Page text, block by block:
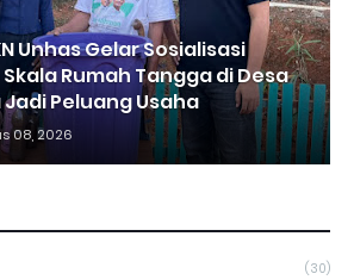
Unhas Gelar Sosialisasi
Rumah Tangga di Desa
Peluang Usaha
08, 2026
(30)